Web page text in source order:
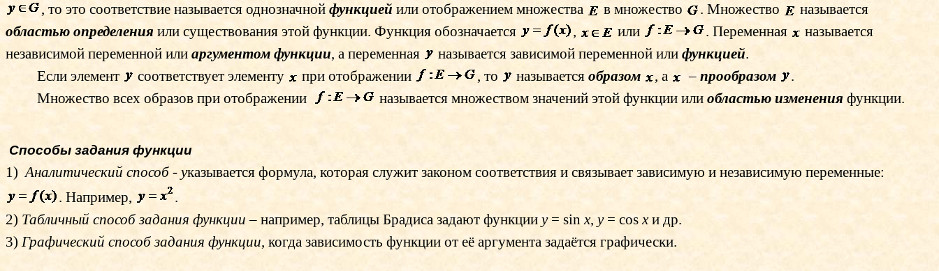
, то это соответствие называется однозначной функцией или отображением множества в множество . Множество
называется
областью определения или существования этой функции. Функция обозначается , или . Переменная
называется
независимой переменной или аргументом функции, а переменная называется зависимой переменной или функцией.
Если элемент
соответствует элементу при отображении , то называется образом , а – прообразом
.
Множество всех образов при отображении
называется множеством значений этой функции или областью изменения функции.
Способы задания функции
1) Аналитический способ - указывается формула, которая служит законом соответствия и связывает зависимую и независимую переменные:
. Например,
.
2) Табличный способ задания функции – например, таблицы Брадиса задают функции y = sin x, y = cos x и др.
3) Графический способ задания функции, когда зависимость функции от её аргумента задаётся графически.